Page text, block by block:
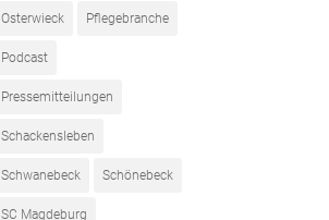
Osterwieck Pflegebranche
Podcast
Pressemitteilungen
Schackensleben
Schwanebeck Schönebeck
SC Magdeburg